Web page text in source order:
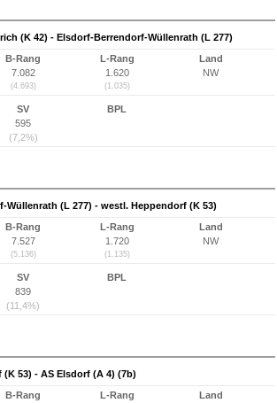
(K 42) - Elsdorf-Berrendorf-Wüllenrath (L 277)
B-Rang
7.082
(4.693)
L-Rang
1.620
(1.035)
Land
NW
SV
595
(7,2%)
BPL
Wüllenrath (L 277) - westl. Heppendorf (K 53)
B-Rang
7.527
(5.136)
L-Rang
1.720
(1.135)
Land
NW
SV
839
(11,4%)
BPL
53) - AS Elsdorf (A 4) (7b)
B-Rang
L-Rang
Land